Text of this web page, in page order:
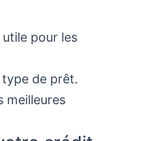
pour les
de prêt.
meilleures